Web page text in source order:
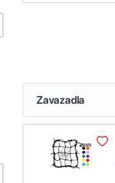
Zavazadla